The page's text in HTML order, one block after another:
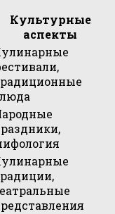
Культурные
аспекты